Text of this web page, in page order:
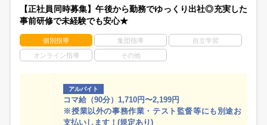
【正社員同時募集】午後から勤務でゆっくり出社◎充実した
事前研修で未経験でも安心★
個別指導 集団指導 自立学習
オンライン指導 その他
アルバイト
コマ給（90分）1,710円〜2,199円
※授業以外の事務作業・テスト監督等にも別途お
支払いします！(規定あり)